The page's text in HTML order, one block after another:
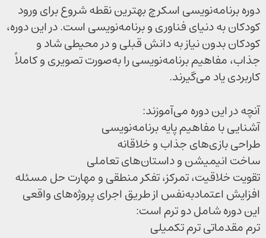
دوره برنامه‌نویسی اسکرچ بهترین نقطه شروع برای ورود
کودکان به دنیای فناوری و برنامه‌نویسی است. در این دوره،
کودکان بدون نیاز به دانش قبلی و در محیطی شاد و
جذاب، مفاهیم برنامه‌نویسی را به‌صورت تصویری و کاملاً
کاربردی یاد می‌گیرند.
آنچه در این دوره می‌آموزند:
آشنایی با مفاهیم پایه برنامه‌نویسی
طراحی بازی‌های جذاب و خلاقانه
ساخت انیمیشن و داستان‌های تعاملی
تقویت خلاقیت، تمرکز، تفکر منطقی و مهارت حل مسئله
افزایش اعتمادبه‌نفس از طریق اجرای پروژه‌های واقعی
این دوره شامل دو ترم است:
ترم مقدماتی ترم تکمیلی